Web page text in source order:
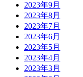
2023年9月
2023年8月
2023年7月
2023年6月
2023年5月
2023年4月
2023年3月